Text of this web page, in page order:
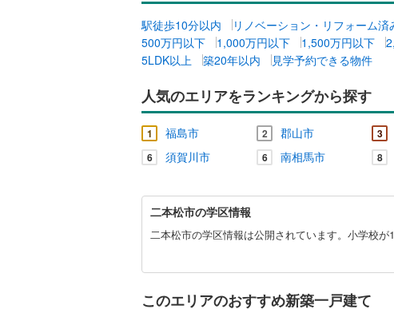
駅徒歩10分以内 リノベーション・リフォーム済
500万円以下
1,000万円以下 1,500万円以下
5LDK以上
築20年以内 見学予約できる物件
人気のエリアをランキングから探す
1 福島市 2 郡山市 3
6 須賀川市 6 南相馬市 8
本
松
す
二本松市の学区情報
二本松市の学区情報は公開されています。小学校が
このエリアのおすすめ新築一戸建て